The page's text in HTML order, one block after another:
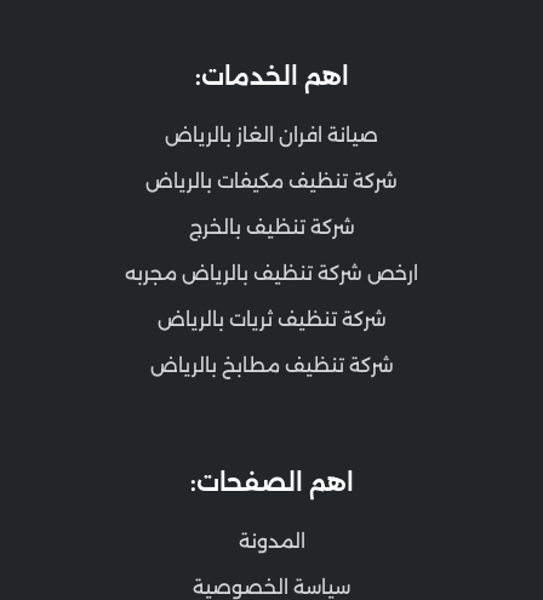
اهم الخدمات:
صيانة افران الغاز بالرياض
شركة تنظيف مكيفات بالرياض
شركة تنظيف بالخرج
ارخص شركة تنظيف بالرياض مجربه
شركة تنظيف ثريات بالرياض
شركة تنظيف مطابخ بالرياض
اهم الصفحات:
المدونة
سياسة الخصوصية